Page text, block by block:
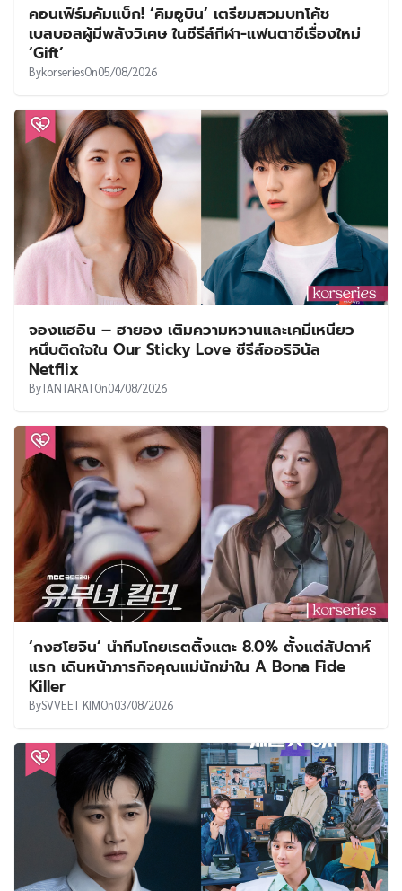
คอนเฟิร์มคัมแบ็ก! ‘คิมอูบิน’ เตรียมสวมบทโค้ช
เบสบอลผู้มีพลังวิเศษ ในซีรีส์กีฬา-แฟนตาซีเรื่องใหม่
‘Gift’
BykorseriesOn05/08/2026
จองแฮอิน – ฮายอง เติมความหวานและเคมีเหนียว
หนึบติดใจใน Our Sticky Love ซีรีส์ออริจินัล
Netflix
ByTANTARATOn04/08/2026
‘กงฮโยจิน’ นำทีมโกยเรตติ้งแตะ 8.0% ตั้งแต่สัปดาห์
แรก เดินหน้าภารกิจคุณแม่นักฆ่าใน A Bona Fide
Killer
BySVVEET KIMOn03/08/2026